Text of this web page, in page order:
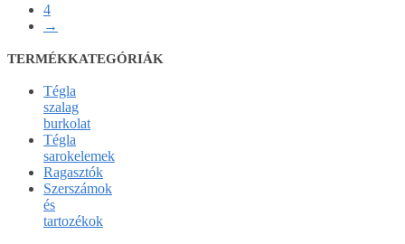
4
→
TERMÉKKATEGÓRIÁK
Tégla
szalag
burkolat
Tégla
sarokelemek
Ragasztók
Szerszámok
és
tartozékok